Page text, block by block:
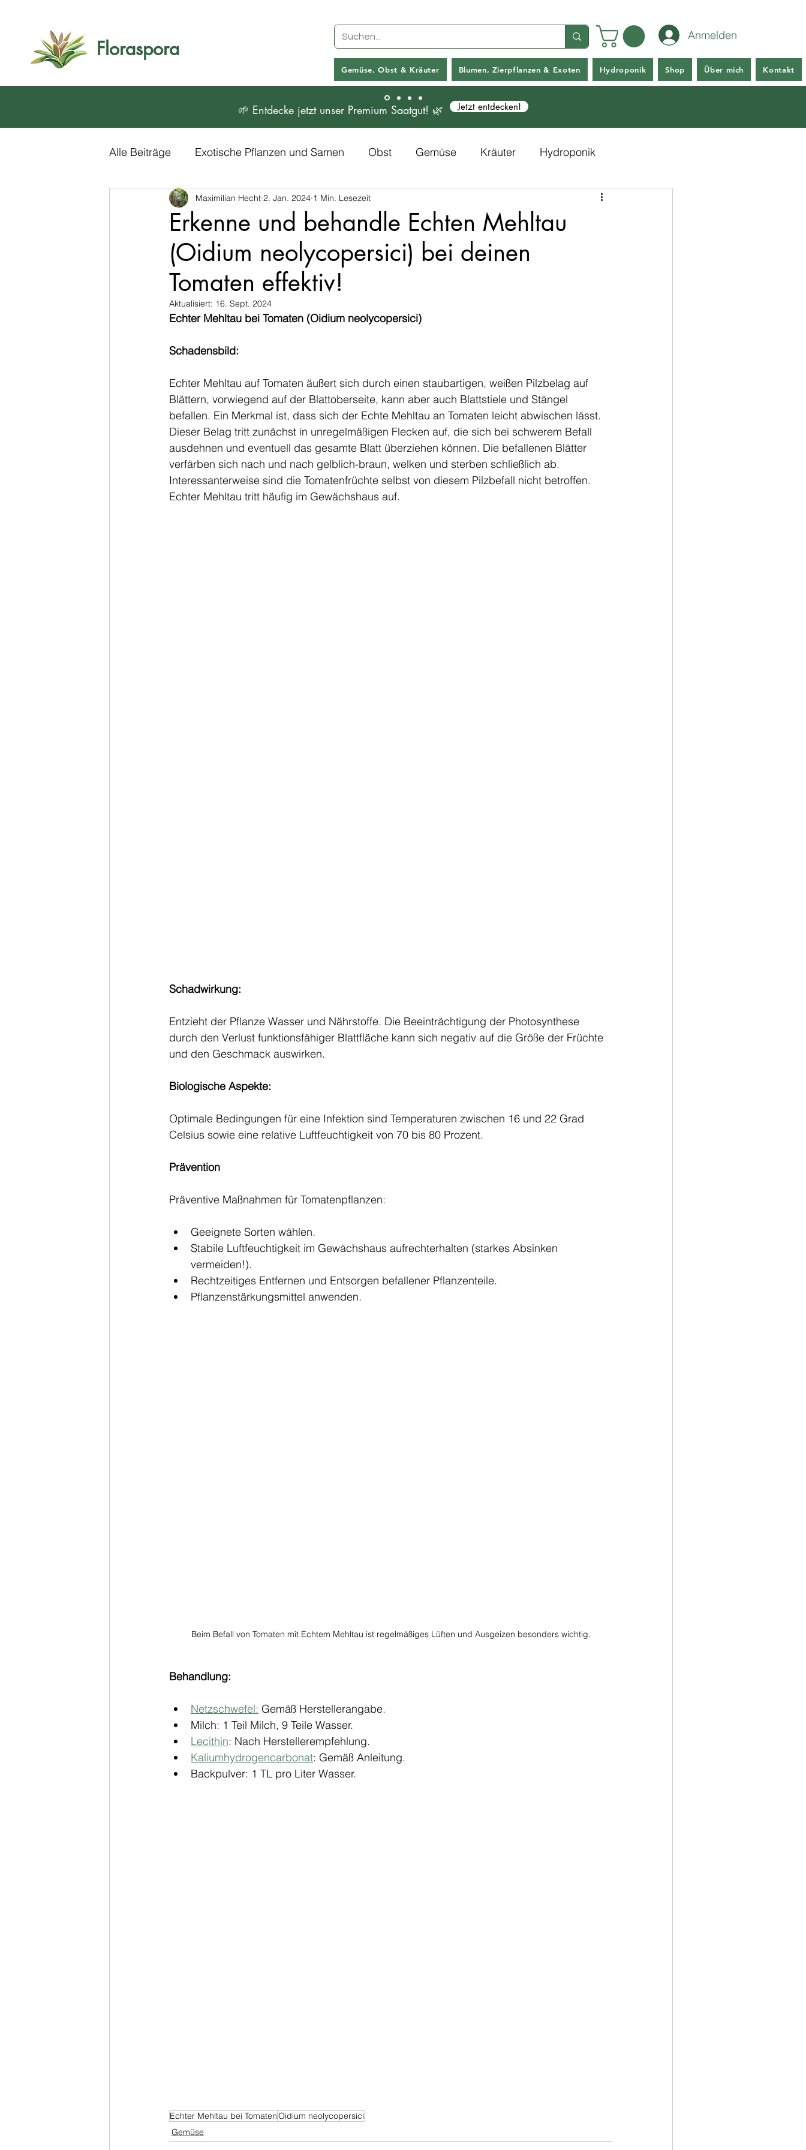
Floraspora
Anmelden
Gemüse, Obst & Kräuter Blumen, Zierpflanzen & Exoten Hydroponik Shop Über mich Kontakt
🌱 Entdecke jetzt unser Premium Saatgut! 🌿 Jetzt entdecken!
Alle Beiträge Exotische Pflanzen und Samen Obst Gemüse Kräuter Hydroponik
Blumen und Zierpflanzen Rezepte Kunstpflanzen
Erkenne und behandle Echten Mehltau
(Oidium neolycopersici) bei deinen
Tomaten effektiv!
Maximilian Hecht 2. Jan. 2024 1 Min. Lesezeit
Aktualisiert: 16. Sept. 2024
Echter Mehltau bei Tomaten (Oidium neolycopersici)
Schadensbild:
Echter Mehltau auf Tomaten äußert sich durch einen staubartigen, weißen Pilzbelag auf
Blättern, vorwiegend auf der Blattoberseite, kann aber auch Blattstiele und Stängel
befallen. Ein Merkmal ist, dass sich der Echte Mehltau an Tomaten leicht abwischen lässt.
Dieser Belag tritt zunächst in unregelmäßigen Flecken auf, die sich bei schwerem Befall
ausdehnen und eventuell das gesamte Blatt überziehen können. Die befallenen Blätter
verfärben sich nach und nach gelblich-braun, welken und sterben schließlich ab.
Interessanterweise sind die Tomatenfrüchte selbst von diesem Pilzbefall nicht betroffen.
Echter Mehltau tritt häufig im Gewächshaus auf.
Schadwirkung:
Entzieht der Pflanze Wasser und Nährstoffe. Die Beeinträchtigung der Photosynthese
durch den Verlust funktionsfähiger Blattfläche kann sich negativ auf die Größe der Früchte
und den Geschmack auswirken.
Biologische Aspekte:
Optimale Bedingungen für eine Infektion sind Temperaturen zwischen 16 und 22 Grad
Celsius sowie eine relative Luftfeuchtigkeit von 70 bis 80 Prozent.
Prävention
Präventive Maßnahmen für Tomatenpflanzen:
Geeignete Sorten wählen.
Stabile Luftfeuchtigkeit im Gewächshaus aufrechterhalten (starkes Absinken
vermeiden!).
Rechtzeitiges Entfernen und Entsorgen befallener Pflanzenteile.
Pflanzenstärkungsmittel anwenden.
Beim Befall von Tomaten mit Echtem Mehltau ist regelmäßiges Lüften und Ausgeizen besonders wichtig.
Behandlung:
Netzschwefel: Gemäß Herstellerangabe.
Milch: 1 Teil Milch, 9 Teile Wasser.
Lecithin: Nach Herstellerempfehlung.
Kaliumhydrogencarbonat: Gemäß Anleitung.
Backpulver: 1 TL pro Liter Wasser.
Echter Mehltau bei TomatenOidium neolycopersici
Gemüse